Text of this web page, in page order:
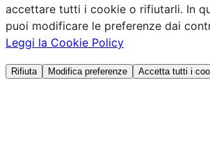
accettare tutti i cookie o rifiutarli. In
puoi modificare le preferenze dai
Leggi la Cookie Policy
Rifiuta Modifica preferenze Accetta tutti i